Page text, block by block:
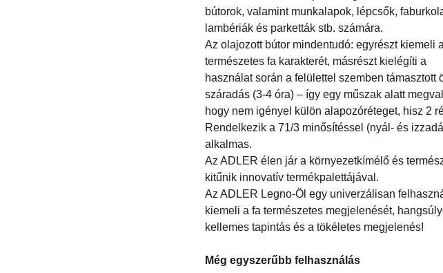
bútorok, valamint munkalapok, lépcsők,
lambériák és parketták stb. számára.
Az olajozott bútor mindentudó: egyrészt kiemeli a
természetes fa karakterét, másrészt kielégíti a
használat során a felülettel szemben
száradás (3-4 óra) – így egy műszak alatt
hogy nem igényel külön alapozóréteget, hisz 2
Rendelkezik a 71/3 minősítéssel (nyál- és
alkalmas.
Az ADLER élen jár a környezetkímélő és
kitűnik innovatív termékpalettájával.
Az ADLER Legno-Öl egy univerzálisan
kiemeli a fa természetes megjelenését,
kellemes tapintás és a tökéletes megjelenés!
Még egyszerűbb felhasználás